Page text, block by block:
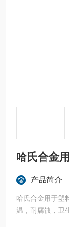
哈氏合金
产品简介
哈氏合金用于塑
温，耐腐蚀，卫
验，化工，食品